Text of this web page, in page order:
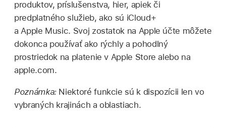
produktov, príslušenstva, hier, apiek či
predplatného služieb, ako sú iCloud+
a Apple Music. Svoj zostatok na Apple účte môžete
dokonca používať ako rýchly a pohodlný
prostriedok na platenie v Apple Store alebo na
apple.com.
Poznámka: Niektoré funkcie sú k dispozícii len vo
vybraných krajinách a oblastiach.